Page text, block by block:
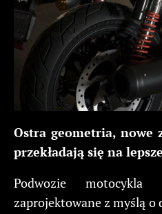
Ostra geometria, nowe
przekładają się na
Podwozie
zaprojektowane z myślą